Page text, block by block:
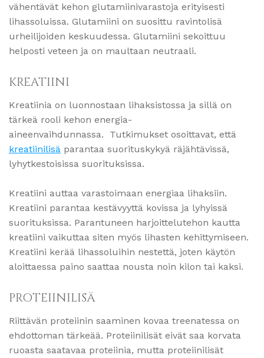
vähentävät kehon glutamiinivarastoja erityisesti
lihassoluissa. Glutamiini on suosittu ravintolisä
urheilijoiden keskuudessa. Glutamiini sekoittuu
helposti veteen ja on maultaan neutraali.
KREATIINI
Kreatiinia on luonnostaan lihaksistossa ja sillä on
tärkeä rooli kehon energia-
aineenvaihdunnassa. Tutkimukset osoittavat, että
kreatiinilisä parantaa suorituskykyä räjähtävissä,
lyhytkestoisissa suorituksissa.
Kreatiini auttaa varastoimaan energiaa lihaksiin.
Kreatiini parantaa kestävyyttä kovissa ja lyhyissä
suorituksissa. Parantuneen harjoittelutehon kautta
kreatiini vaikuttaa siten myös lihasten kehittymiseen.
Kreatiini kerää lihassoluihin nestettä, joten käytön
aloittaessa paino saattaa nousta noin kilon tai kaksi.
PROTEIINILISÄ
Riittävän proteiinin saaminen kovaa treenatessa on
ehdottoman tärkeää. Proteiinilisät eivät saa korvata
ruoasta saatavaa proteiinia, mutta proteiinilisät